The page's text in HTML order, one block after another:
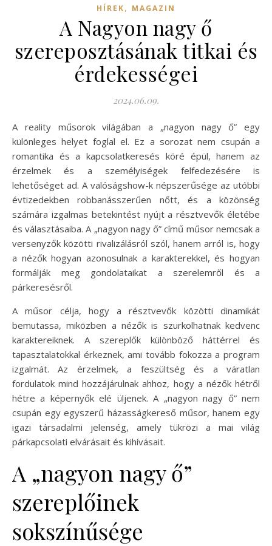
HÍREK, MAGAZIN
A Nagyon nagy ő
szereposztásának titkai és
érdekességei
2024.06.09.
A reality műsorok világában a „nagyon nagy ő” egy
különleges helyet foglal el. Ez a sorozat nem csupán a
romantika és a kapcsolatkeresés köré épül, hanem az
érzelmek és a személyiségek felfedezésére is
lehetőséget ad. A valóságshow-k népszerűsége az utóbbi
évtizedekben robbanásszerűen nőtt, és a közönség
számára izgalmas betekintést nyújt a résztvevők életébe
és választásaiba. A „nagyon nagy ő” című műsor nemcsak a
versenyzők közötti rivalizálásról szól, hanem arról is, hogy
a nézők hogyan azonosulnak a karakterekkel, és hogyan
formálják meg gondolataikat a szerelemről és a
párkeresésről.
A műsor célja, hogy a résztvevők közötti dinamikát
bemutassa, miközben a nézők is szurkolhatnak kedvenc
karaktereiknek. A szereplők különböző háttérrel és
tapasztalatokkal érkeznek, ami tovább fokozza a program
izgalmát. Az érzelmek, a feszültség és a váratlan
fordulatok mind hozzájárulnak ahhoz, hogy a nézők hétről
hétre a képernyők elé üljenek. A „nagyon nagy ő” nem
csupán egy egyszerű házasságkereső műsor, hanem egy
igazi társadalmi jelenség, amely tükrözi a mai világ
párkapcsolati elvárásait és kihívásait.
A „nagyon nagy ő”
szereplőinek
sokszínűsége